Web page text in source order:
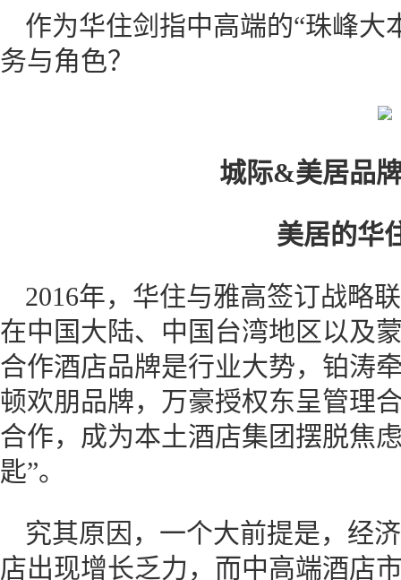
作为华住剑指中高端的“珠峰大
务与角色？
城际&美居品
美居的华
2016年，华住与雅高签订战略
在中国大陆、中国台湾地区以及
合作酒店品牌是行业大势，铂涛
顿欢朋品牌，万豪授权东呈管理
合作，成为本土酒店集团摆脱焦
匙”。
究其原因，一个大前提是，经
店出现增长乏力，而中高端酒店